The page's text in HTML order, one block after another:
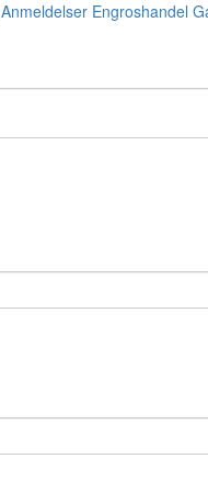
Anmeldelser Engroshandel